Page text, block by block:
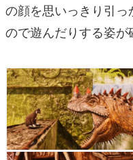
の顔を思いっきり引
ので遊んだりする姿が